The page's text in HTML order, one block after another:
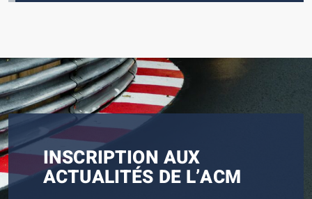
INSCRIPTION AUX
ACTUALITÉS DE L’ACM